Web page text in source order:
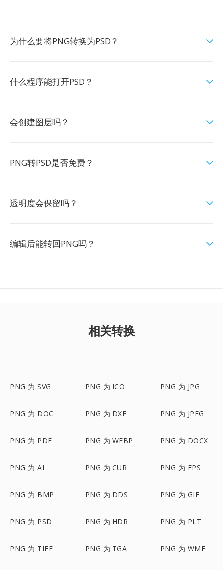
为什么要将PNG转换为PSD？
什么程序能打开PSD？
会创建图层吗？
PNG转PSD是否免费？
透明度会保留吗？
编辑后能转回PNG吗？
相关转换
PNG 为 SVG PNG 为 ICO PNG 为 JPG
PNG 为 DOC PNG 为 DXF PNG 为 JPEG
PNG 为 PDF PNG 为 WEBP PNG 为 DOCX
PNG 为 AI PNG 为 CUR PNG 为 EPS
PNG 为 BMP PNG 为 DDS PNG 为 GIF
PNG 为 PSD PNG 为 HDR PNG 为 PLT
PNG 为 TIFF PNG 为 TGA PNG 为 WMF